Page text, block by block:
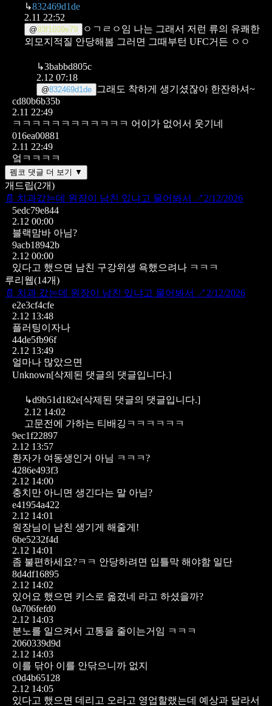
↳832469d1de
2.11 22:52
@93f1609e79
ㅇㄱㄹㅇ임 나는 그래서 저런 류의 유쾌한
외모지적질 안당해봄 그러면 그때부턴 UFC거든 ㅇㅇ
↳3babbd805c
2.12 07:18
@832469d1de
그래도 착하게 생기셨잖아 한잔하셔~
cd80b6b35b
2.11 22:49
ㅋㅋㅋㅋㅋㅋㅋㅋㅋㅋㅋㅋ 어이가 없어서 웃기네
016ea00881
2.11 22:49
엌ㅋㅋㅋㅋ
펨코 댓글 더 보기 ▼
개드립(2개)
📄 치과갔는데 원장이 남친 있냐고 물어봐서 ↗ 2/12/2026
5edc79e844
2.12 00:00
블랙맘바 아님?
9acb18942b
2.12 00:00
있다고 했으면 남친 구강위생 욕했으려나 ㅋㅋㅋ
루리웹(14개)
📄 치과 갔는데 원장이 남친 있냐고 물어봐서 ↗ 2/12/2026
e2e3cf4cfe
2.12 13:48
플러팅이자나
44de5fb96f
2.12 13:49
얼마나 많았으면
Unknown[삭제된 댓글의 댓글입니다.]
↳d9b51d182e[삭제된 댓글의 댓글입니다.]
2.12 14:02
고문전에 가하는 티배깅ㅋㅋㅋㅋㅋㅋ
9ec1f22897
2.12 13:57
환자가 여동생인거 아님 ㅋㅋㅋ?
4286e493f3
2.12 14:00
충치만 아니면 생긴다는 말 아님?
e41954a422
2.12 14:01
원장님이 남친 생기게 해줄게!
6be5232f4d
2.12 14:01
좀 불편하세요?ㅋㅋ 안당하려면 입틀막 해야함 일단
8d4df16895
2.12 14:02
있어요 했으면 키스로 옮겼네 라고 하셨을까?
0a706fefd0
2.12 14:03
분노를 일으켜서 고통을 줄이는거임 ㅋㅋㅋ
2060339d9d
2.12 14:03
이를 닦아 이를 안닦으니까 없지
c0d4b65128
2.12 14:05
있다고 했으면 데리고 오라고 영업할랬는데 예상과 달라서